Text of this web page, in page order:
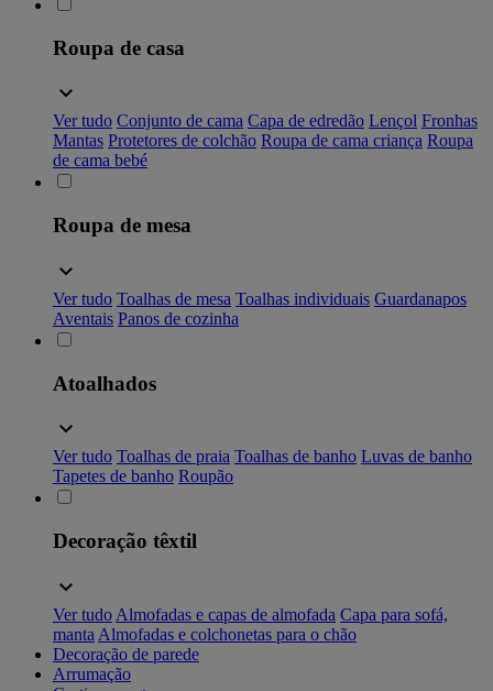
Roupa de casa
Ver tudo Conjunto de cama Capa de edredão Lençol Fronhas
Mantas Protetores de colchão Roupa de cama criança Roupa
de cama bebé
Roupa de mesa
Ver tudo Toalhas de mesa Toalhas individuais Guardanapos
Aventais Panos de cozinha
Atoalhados
Ver tudo Toalhas de praia Toalhas de banho Luvas de banho
Tapetes de banho Roupão
Decoração têxtil
Ver tudo Almofadas e capas de almofada Capa para sofá,
manta Almofadas e colchonetas para o chão
Decoração de parede
Arrumação